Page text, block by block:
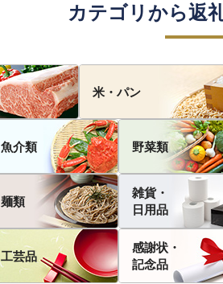
カテゴリから返
米・パン
魚介類 野菜類
麺類
雑貨・
日用品
工芸品
感謝状・
記念品